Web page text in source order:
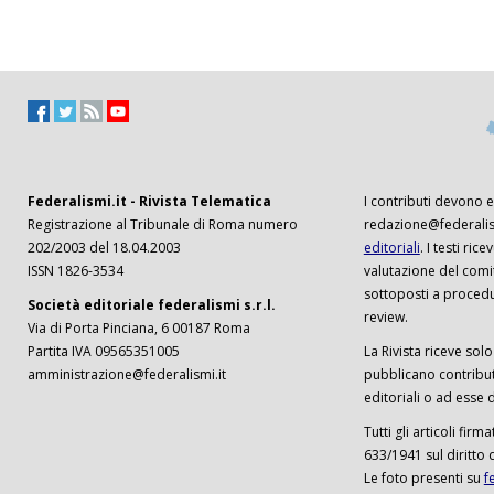
Federalismi.it - Rivista Telematica
Registrazione al Tribunale di Roma numero
202/2003 del 18.04.2003
ISSN 1826-3534
Società editoriale federalismi s.r.l.
Via di Porta Pinciana, 6 00187 Roma
Partita IVA 09565351005
amministrazione@federalismi.it
I contributi devono
editoriali. I testi
valutazione del
sottoposti a
review.
La Rivista riceve
pubblicano
editoriali o ad esse
Tutti gli articoli
633/1941 sul diritto
Le foto presenti su